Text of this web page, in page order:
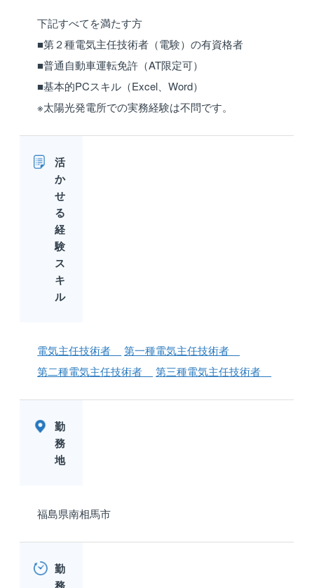
下記すべてを満たす方
■第２種電気主任技術者（電験）の有資格者
■普通自動車運転免許（AT限定可）
■基本的PCスキル（Excel、Word）
※太陽光発電所での実務経験は不問です。
活
か
せ
る
経
験
ス
キ
ル
電気主任技術者
第一種電気主任技術者
第二種電気主任技術者
第三種電気主任技術者
勤
務
地
福島県南相馬市
勤